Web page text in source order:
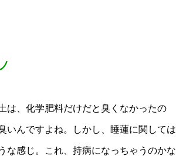
は、化学肥料だけだと臭くなかったの
いんですよね。しかし、睡蓮に関しては
感じ。これ、持病になっちゃうのかな